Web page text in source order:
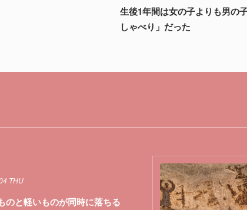
生後1年間は女の子よりも男の
しゃべり」だった
THU
のと軽いものが同時に落ちる